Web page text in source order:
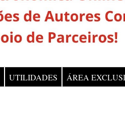
UTILIDADES ÁREA